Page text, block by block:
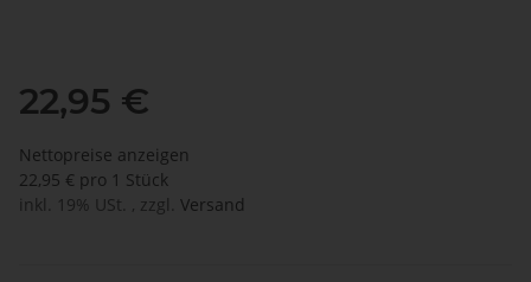
22,95 €
Nettopreise anzeigen
22,95 € pro 1 Stück
inkl. 19% USt. , zzgl. Versand